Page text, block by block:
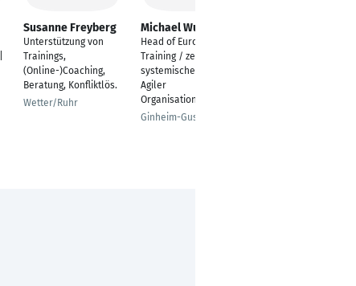
Susanne Freyberg
Unterstützung von
Trainings,
(Online-)Coaching,
Beratung, Konfliktlös.
Wetter/Ruhr
Michael Wurster
Head of European
Training / zert.
systemischer Coach &
Agiler
Organisationsentw.
Ginheim-Gustavsburg